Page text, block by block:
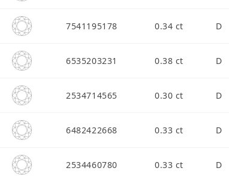
7541195178 0.34 ct D
6535203231 0.38 ct D
2534714565 0.30 ct D
6482422668 0.33 ct D
2534460780 0.33 ct D